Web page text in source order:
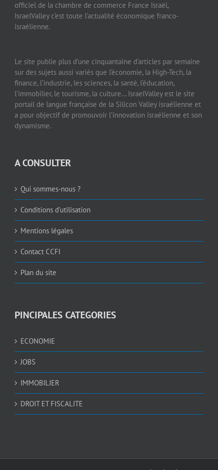
officiel de la chambre de commerce France Israël,
IsraelValley c’est toute l’actualité économique franco-
israélienne.
Le site publie plus d’une cinquantaine d’articles par semaine
sur des sujets aussi variés que l’économie, la High-Tech, la
finance, l’industrie, les sciences, la santé, l’éducation,
l’immobilier, le tourisme, la culture… IsraelValley est le site
portail de langue française de la Silicon Valley israélienne et
a pour objectif de promouvoir l’innovation israélienne et son
dynamisme.
A CONSULTER
Qui sommes-nous ?
Conditions d’utilisation
Mentions légales
Contact CCFI
Plan du site
PINCIPALES CATEGORIES
ECONOMIE
JOBS
IMMOBILIER
DROIT ET FISCALITE